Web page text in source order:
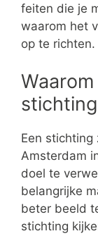
feiten die je
waarom het
op te richten.
Een stichting
Amsterdam
doel te
belangrijke
beter beeld
stichting